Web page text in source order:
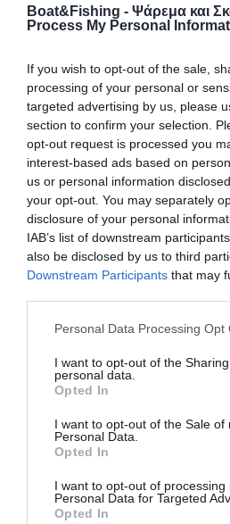
Boat&Fishing - Ψάρεμα και
Process My Personal
If you wish to opt-out of the sale,
processing of your personal or
targeted advertising by us, please
section to confirm your selection.
opt-out request is processed you
interest-based ads based on
us or personal information
your opt-out. You may separately
disclosure of your personal
IAB’s list of downstream
also be disclosed by us to third
Downstream Participants that may
Personal Data Processing Opt
I want to opt-out of the
personal data.
Opted In
I want to opt-out of the Sale of
Personal Data.
Opted In
I want to opt-out of processing
Personal Data for Targeted
Opted In
ΕΞΟΠΛΙΣΜΟΣ
ΘΕΣΣΑΛΟΝΙΚΗ BOAT & FISHING SHOW
BOAT & FISHING SHOW 2025
Sakana Gold 100%
Sakana Gold 100%
Η νέα Sakana Gold 100%
πετονιά που έγινε γνωστή μέσα
Αναβαθμίστηκε και μας
με μεγαλύτερες αντοχές στον
τριβές!
κατασκευασμένη, εξασφαλίζει
μνήμη. Παράλληλα εξασφαλίζει
μεγάλη αντοχή της, την κάνει
βρούμε διαθέσιμη σε
0.85mm, σε νέα πρακτική
(ανάλογα με τη διάμετρο).
Αφοί Κασάμπαλη & Σια Ο.Ε